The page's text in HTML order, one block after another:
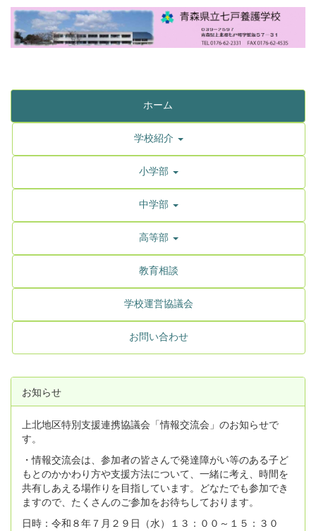
ホーム
学校紹介
小学部
中学部
高等部
教育相談
学校運営協議会
お問い合わせ
お知らせ
上北地区特別支援連携協議会「情報交流会」のお知らせで
す。
・情報交流会は、参加者の皆さんで発達障がい等のある子ど
もとのかかわり方や支援方法について、一緒に考え、時間を
共有しあえる場作りを目指しています。どなたでも参加でき
ますので、たくさんのご参加をお待ちしております。
日時：令和８年７月２９日（水）１３：００～１５：３０